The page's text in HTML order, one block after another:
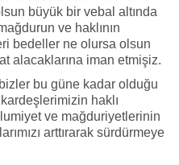
büyük bir vebal altında
ve haklının
bedeller ne olursa olsun
alacaklarına iman etmişiz.
bu güne kadar olduğu
haklı
ve mağduriyetlerinin
arttırarak sürdürmeye